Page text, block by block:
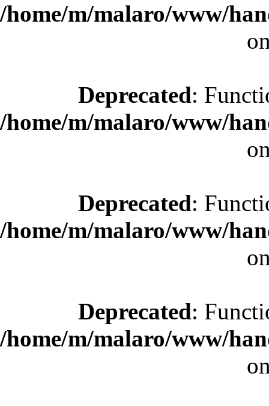
/home/m/malaro/www/
Deprecated:
/home/m/malaro/www/
Deprecated:
/home/m/malaro/www/
Deprecated:
/home/m/malaro/www/